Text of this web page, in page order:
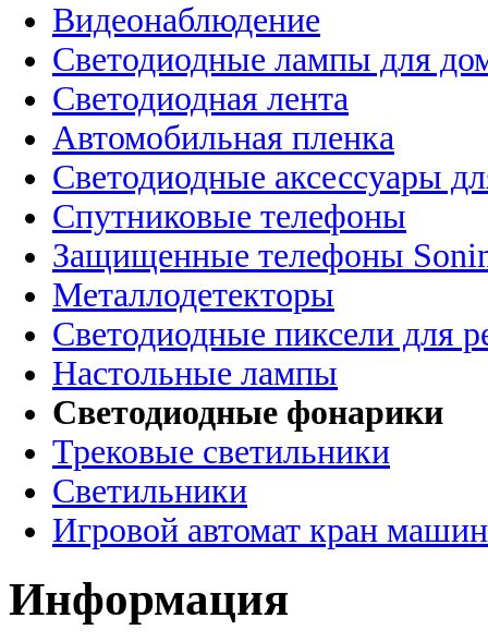
Видеонаблюдение
Светодиодные лампы для
Светодиодная лента
Автомобильная пленка
Светодиодные аксессуары
Спутниковые телефоны
Защищенные телефоны
Металлодетекторы
Светодиодные пиксели для
Настольные лампы
Светодиодные фонарики
Трековые светильники
Светильники
Игровой автомат кран
Информация